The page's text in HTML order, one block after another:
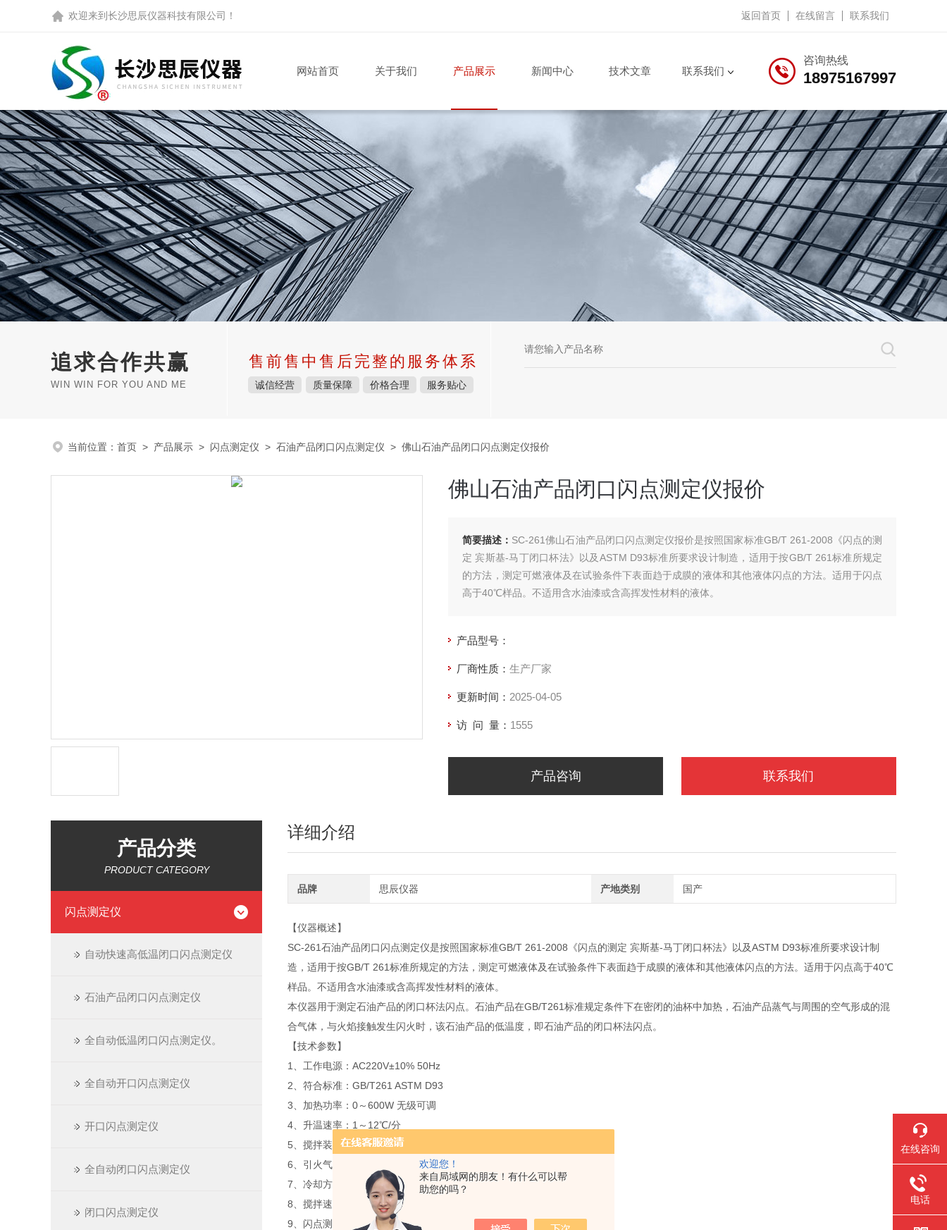
欢迎您！
来自局域网的朋友！有什么可以帮
助您的吗？
欢迎来到 长沙思辰仪器科技有限公司 ！ 返回首页 在线留言 联系我们
咨询热线
18975167997
网站首页 关于我们 产品展示 新闻中心 技术文章 联系我们
追求合作共赢
WIN WIN FOR YOU AND ME
售前售中售后完整的服务体系
诚信经营 质量保障 价格合理 服务贴心
当前位置： 首页 > 产品展示 > 闪点测定仪 > 石油产品闭口闪点测定仪 > 佛山石油产品闭口闪点测定仪报价
佛山石油产品闭口闪点测定仪报价
简要描述： SC-261佛山石油产品闭口闪点测定仪报价是按照国家标准GB/T 261-2008《闪点的测
定 宾斯基-马丁闭口杯法》以及ASTM D93标准所要求设计制造，适用于按GB/T 261标准所规定
的方法，测定可燃液体及在试验条件下表面趋于成膜的液体和其他液体闪点的方法。适用于闪点
高于40℃样品。不适用含水油漆或含高挥发性材料的液体。
产品型号：
厂商性质： 生产厂家
更新时间： 2025-04-05
访 问 量： 1555
产品咨询 联系我们
产品分类
PRODUCT CATEGORY
闪点测定仪
自动快速高低温闭口闪点测定仪
石油产品闭口闪点测定仪
全自动低温闭口闪点测定仪。
全自动开口闪点测定仪
开口闪点测定仪
全自动闭口闪点测定仪
闭口闪点测定仪
详细介绍
品牌 思辰仪器 产地类别 国产
【仪器概述】
SC-261石油产品闭口闪点测定仪是按照国家标准GB/T 261-2008《闪点的测定 宾斯基-马丁闭口杯法》以及ASTM D93标准所要求设计制
造，适用于按GB/T 261标准所规定的方法，测定可燃液体及在试验条件下表面趋于成膜的液体和其他液体闪点的方法。适用于闪点高于40℃
样品。不适用含水油漆或含高挥发性材料的液体。
本仪器用于测定石油产品的闭口杯法闪点。石油产品在GB/T261标准规定条件下在密闭的油杯中加热，石油产品蒸气与周围的空气形成的混
合气体，与火焰接触发生闪火时，该石油产品的低温度，即石油产品的闭口杯法闪点。
【技术参数】
1、工作电源：AC220V±10% 50Hz
2、符合标准：GB/T261 ASTM D93
3、加热功率：0～600W 无级可调
4、升温速率：1～12℃/分
5、搅拌装置：软轴联结电机搅拌
6、引火气源：民用可燃气
7、冷却方式：内置强冷风扇
8、搅拌速度：A：90～120转/分，B：250±10转/分
9、闪点测定器：符合SH/T0315技术条件
在线咨询
电话